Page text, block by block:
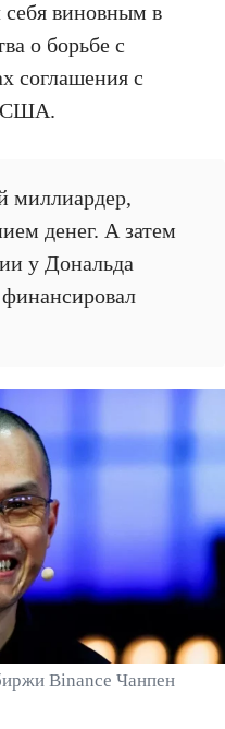
себя виновным в
о борьбе с
соглашения с
США.
миллиардер,
денег. А затем
у Дональда
Binance Чанпен